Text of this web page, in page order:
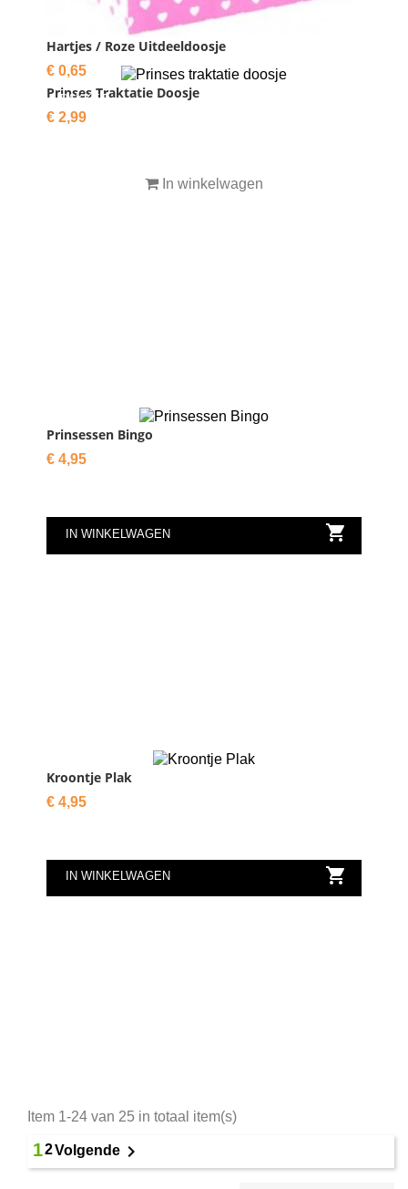
Hartjes / Roze Uitdeeldoosje
Prijs
€ 0,65
Prinses Traktatie Doosje
Prijs
€ 2,99
In winkelwagen
PAKKET
Prinsessen Bingo
Prijs
€ 4,95
IN WINKELWAGEN 
Kroontje Plak
Prijs
€ 4,95
IN WINKELWAGEN 
Item 1-24 van 25 in totaal item(s)
12Volgende 